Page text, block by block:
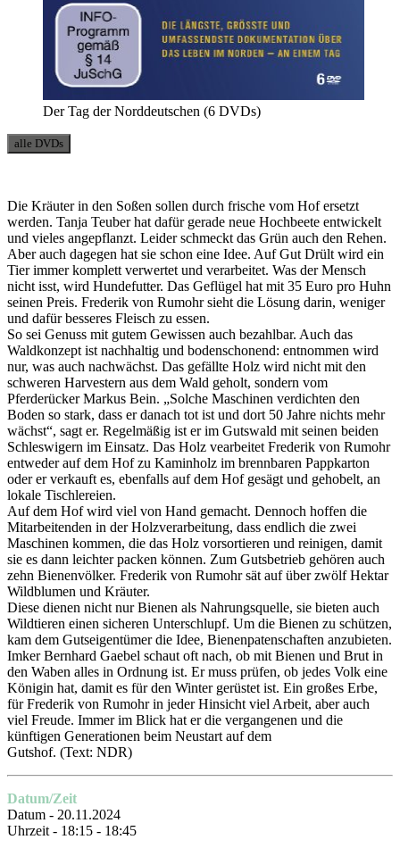
Der Tag der Norddeutschen (6 DVDs)
alle DVDs
Die Kräuter in den Soßen sollen durch frische vom Hof ersetzt
werden. Tanja Teuber hat dafür gerade neue Hochbeete entwickelt
und vieles angepflanzt. Leider schmeckt das Grün auch den Rehen.
Aber auch dagegen hat sie schon eine Idee. Auf Gut Drült wird ein
Tier immer komplett verwertet und verarbeitet. Was der Mensch
nicht isst, wird Hundefutter. Das Geflügel hat mit 35 Euro pro Huhn
seinen Preis. Frederik von Rumohr sieht die Lösung darin, weniger
und dafür besseres Fleisch zu essen.
So sei Genuss mit gutem Gewissen auch bezahlbar. Auch das
Waldkonzept ist nachhaltig und bodenschonend: entnommen wird
nur, was auch nachwächst. Das gefällte Holz wird nicht mit den
schweren Harvestern aus dem Wald geholt, sondern vom
Pferderücker Markus Bein. „Solche Maschinen verdichten den
Boden so stark, dass er danach tot ist und dort 50 Jahre nichts mehr
wächst“, sagt er. Regelmäßig ist er im Gutswald mit seinen beiden
Schleswigern im Einsatz. Das Holz vearbeitet Frederik von Rumohr
entweder auf dem Hof zu Kaminholz im brennbaren Pappkarton
oder er verkauft es, ebenfalls auf dem Hof gesägt und gehobelt, an
lokale Tischlereien.
Auf dem Hof wird viel von Hand gemacht. Dennoch hoffen die
Mitarbeitenden in der Holzverarbeitung, dass endlich die zwei
Maschinen kommen, die das Holz vorsortieren und reinigen, damit
sie es dann leichter packen können. Zum Gutsbetrieb gehören auch
zehn Bienenvölker. Frederik von Rumohr sät auf über zwölf Hektar
Wildblumen und Kräuter.
Diese dienen nicht nur Bienen als Nahrungsquelle, sie bieten auch
Wildtieren einen sicheren Unterschlupf. Um die Bienen zu schützen,
kam dem Gutseigentümer die Idee, Bienenpatenschaften anzubieten.
Imker Bernhard Gaebel schaut oft nach, ob mit Bienen und Brut in
den Waben alles in Ordnung ist. Er muss prüfen, ob jedes Volk eine
Königin hat, damit es für den Winter gerüstet ist. Ein großes Erbe,
für Frederik von Rumohr in jeder Hinsicht viel Arbeit, aber auch
viel Freude. Immer im Blick hat er die vergangenen und die
künftigen Generationen beim Neustart auf dem
Gutshof. (Text: NDR)
Datum/Zeit
Datum - 20.11.2024
Uhrzeit - 18:15 - 18:45